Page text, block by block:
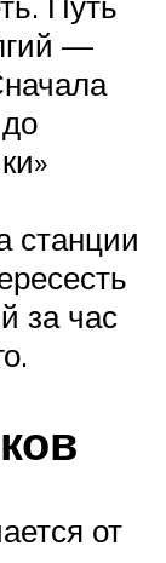
—
станции
за час
от